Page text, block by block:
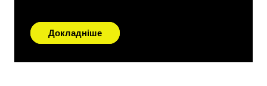
Докладніше